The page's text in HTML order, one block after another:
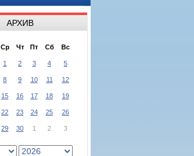
АРХИВ
Ср Чт Пт Сб Вс
1 2 3 4 5
8 9 10 11 12
15 16 17 18 19
22 23 24 25 26
29 30 1 2 3